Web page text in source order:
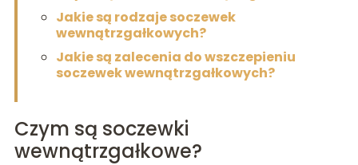
Jakie są rodzaje soczewek
wewnątrzgałkowych?
Jakie są zalecenia do wszczepieniu
soczewek wewnątrzgałkowych?
Czym są soczewki
wewnątrzgałkowe?